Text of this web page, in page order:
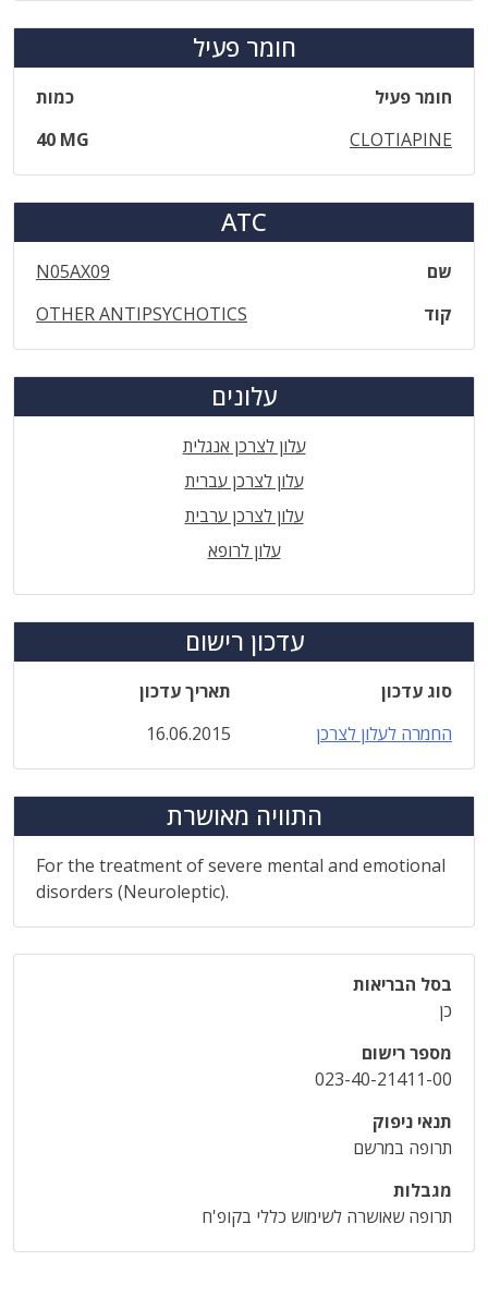
חומר פעיל
חומר פעיל
כמות
CLOTIAPINE
40 MG
ATC
שם
N05AX09
קוד
OTHER ANTIPSYCHOTICS
עלונים
עלון לצרכן אנגלית
עלון לצרכן עברית
עלון לצרכן ערבית
עלון לרופא
עדכון רישום
סוג עדכון
תאריך עדכון
החמרה לעלון לצרכן
16.06.2015
התוויה מאושרת
For the treatment of severe mental and emotional
disorders (Neuroleptic).
בסל הבריאות
כן
מספר רישום
023-40-21411-00
תנאי ניפוק
תרופה במרשם
מגבלות
תרופה שאושרה לשימוש כללי בקופ'ח